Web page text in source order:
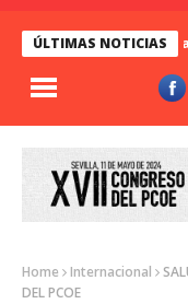
ÚLTIMAS NOTICIAS
La sorpresa
Home Internacional
DEL PCOE